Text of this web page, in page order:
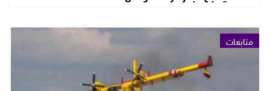
متابعات